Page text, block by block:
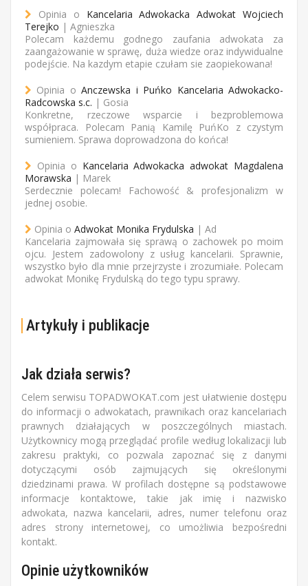
Opinia o Kancelaria Adwokacka Adwokat Wojciech
Terejko | Agnieszka
Polecam każdemu godnego zaufania adwokata za
zaangażowanie w sprawę, duża wiedze oraz indywidualne
podejście. Na kazdym etapie czułam sie zaopiekowana!
Opinia oAnczewska i Puńko Kancelaria Adwokacko-
Radcowska s.c. | Gosia
Konkretne, rzeczowe wsparcie i bezproblemowa
współpraca. Polecam Panią Kamilę PuńKo z czystym
sumieniem. Sprawa doprowadzona do końca!
Opinia o Kancelaria Adwokacka adwokat Magdalena
Morawska | Marek
Serdecznie polecam! Fachowość & profesjonalizm w
jednej osobie.
Opinia o Adwokat Monika Frydulska | Ad
Kancelaria zajmowała się sprawą o zachowek po moim
ojcu. Jestem zadowolony z usług kancelarii. Sprawnie,
wszystko było dla mnie przejrzyste i zrozumiałe. Polecam
adwokat Monikę Frydulską do tego typu sprawy.
Artykuły i publikacje
Jak działa serwis?
Celem serwisu TOPADWOKAT.com jest ułatwienie dostępu
do informacji o adwokatach, prawnikach oraz kancelariach
prawnych działających w poszczególnych miastach.
Użytkownicy mogą przeglądać profile według lokalizacji lub
zakresu praktyki, co pozwala zapoznać się z danymi
dotyczącymi osób zajmujących się określonymi
dziedzinami prawa. W profilach dostępne są podstawowe
informacje kontaktowe, takie jak imię i nazwisko
adwokata, nazwa kancelarii, adres, numer telefonu oraz
adres strony internetowej, co umożliwia bezpośredni
kontakt.
Opinie użytkowników